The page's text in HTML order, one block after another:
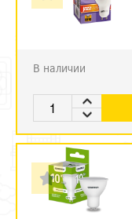
В наличии